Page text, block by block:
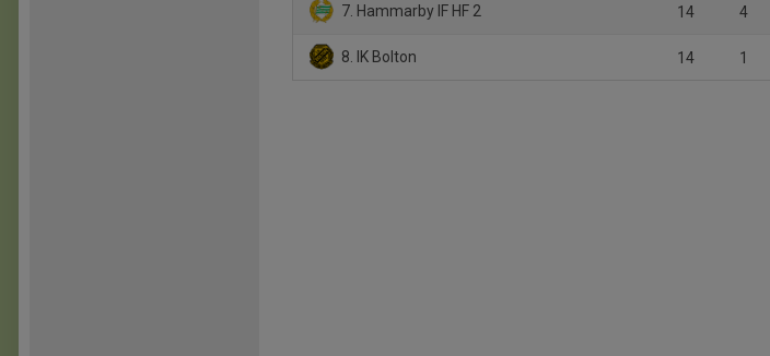
7. Hammarby IF HF 2 14 4
8. IK Bolton 14 1